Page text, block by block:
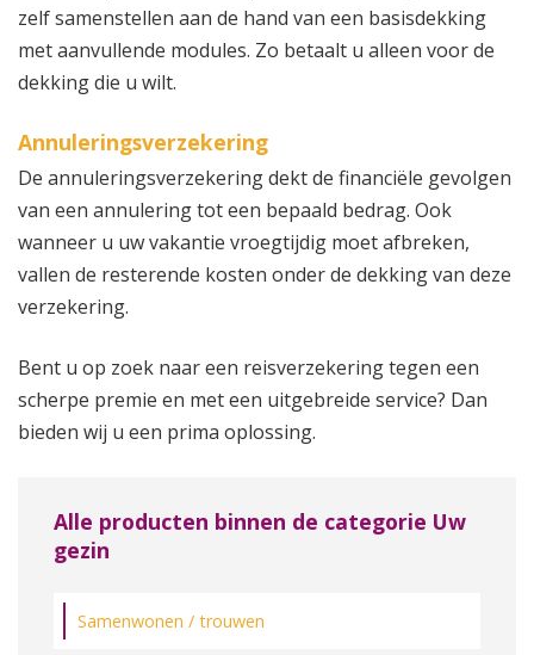
zelf samenstellen aan de hand van een basisdekking
met aanvullende modules. Zo betaalt u alleen voor de
dekking die u wilt.
Annuleringsverzekering
De annuleringsverzekering dekt de financiële gevolgen
van een annulering tot een bepaald bedrag. Ook
wanneer u uw vakantie vroegtijdig moet afbreken,
vallen de resterende kosten onder de dekking van deze
verzekering.
Bent u op zoek naar een reisverzekering tegen een
scherpe premie en met een uitgebreide service? Dan
bieden wij u een prima oplossing.
Alle producten binnen de categorie Uw
gezin
Samenwonen / trouwen